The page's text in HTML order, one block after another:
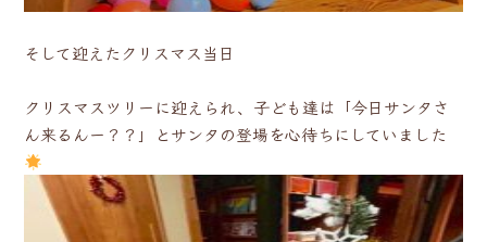
そして迎えたクリスマス当日
クリスマスツリーに迎えられ、子ども達は「今日サンタさ
ん来るんー？？」とサンタの登場を心待ちにしていました